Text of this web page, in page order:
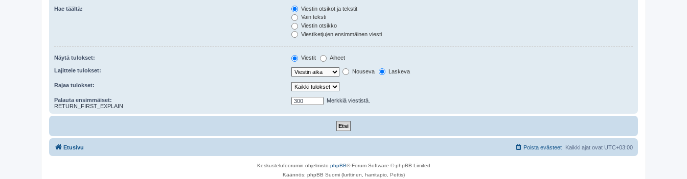
Hae täältä:
Viestin otsikot ja tekstit
Vain teksti
Viestin otsikko
Viestiketjujen ensimmäinen viesti
Näytä tulokset: Viestit Aiheet
Lajittele tulokset: Nouseva Laskeva
Rajaa tulokset:
Palauta ensimmäiset:
RETURN_FIRST_EXPLAIN
Merkkiä viestistä.
Etusivu Kaikki ajat ovat UTC+03:00
Poista evästeet
Keskustelufoorumin ohjelmisto phpBB® Forum Software © phpBB Limited
Käännös: phpBB Suomi (lurttinen, harritapio, Pettis)